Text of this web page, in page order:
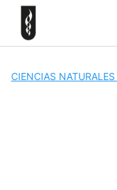
Skip
content
CIENCIAS